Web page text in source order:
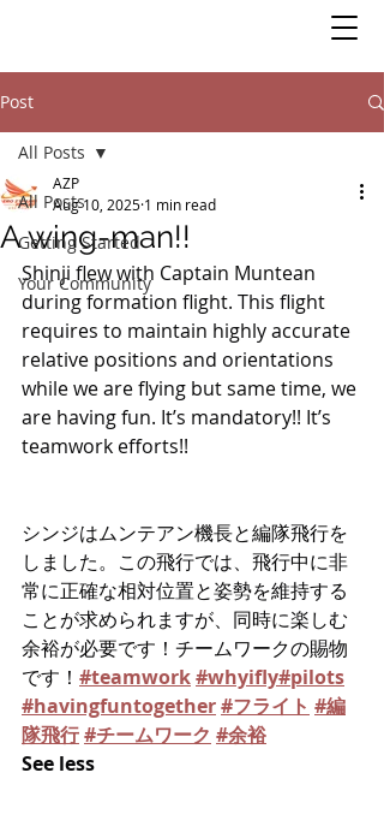
Post
All Posts
Getting Started
Your Community
All Posts
A wing-man!!
AZP
Aug 10, 2025 1 min read
Shinji flew with Captain Muntean
during formation flight. This flight
requires to maintain highly accurate
relative positions and orientations
while we are flying but same time, we
are having fun. It’s mandatory!! It’s
teamwork efforts!!
シンジはムンテアン機長と編隊飛行を
しました。この飛行では、飛行中に非
常に正確な相対位置と姿勢を維持する
ことが求められますが、同時に楽しむ
余裕が必要です！チームワークの賜物
です！ #teamwork#whyifly#pilots
#havingfuntogether#フライト #編
隊飛行#チームワーク #余裕
See less